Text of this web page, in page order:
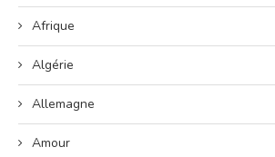
Afrique
Algérie
Allemagne
Amour